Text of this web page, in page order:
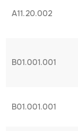
A11.20.002
B01.001.001
B01.001.001